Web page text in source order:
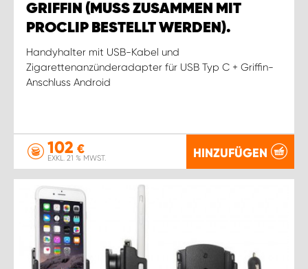
GRIFFIN (MUSS ZUSAMMEN MIT
PROCLIP BESTELLT WERDEN).
Handyhalter mit USB-Kabel und
Zigarettenanzünderadapter für USB Typ C + Griffin-
Anschluss Android
102 €
EXKL. 21 % MWST. HINZUFÜGEN